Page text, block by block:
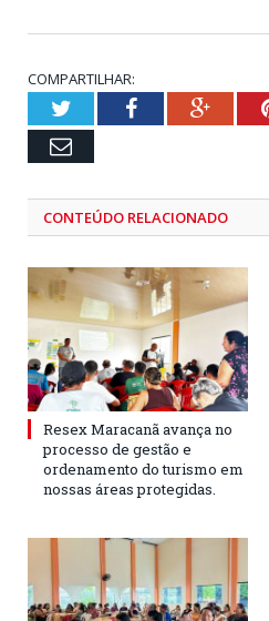
COMPARTILHAR:
TwitterFacebook
Email
CONTEÚDO RELACIONADO
Resex Maracanã avança no
processo de gestão e
ordenamento do turismo em
nossas áreas protegidas.